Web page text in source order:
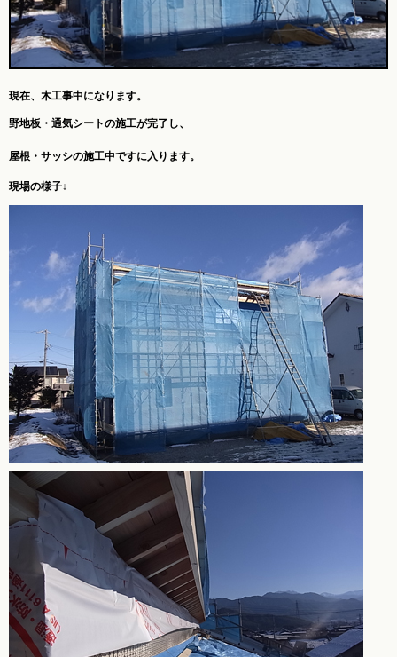
現在、木工事中になります。
野地板・通気シートの施工が完了し、
屋根・サッシの施工中ですに入ります。
現場の様子↓